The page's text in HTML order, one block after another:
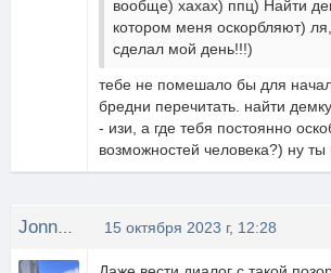
вообще) хахах) ппц) Найти
котором меня оскорбляют)
сделал мой день!!!)
тебе не помешало бы для
бредни перечитать. найти
- изи, а где тебя постоянно
возможностей человека?) ну ты
15 октября 2023 г, 12:28